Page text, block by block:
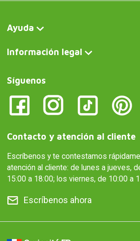
Ayuda
Información legal
Síguenos
Contacto y atención al cliente
Escríbenos y te contestamos
atención al cliente: de lunes a jueves,
15:00 a 18:00; los viernes, de 10:00 a
Escríbenos ahora